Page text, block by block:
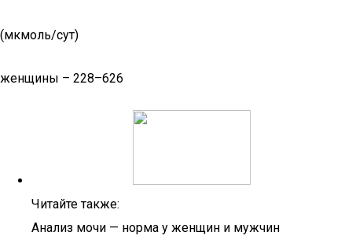
(мкмоль/сут)
женщины – 228–626
Читайте также:
Анализ мочи — норма у женщин и мужчин